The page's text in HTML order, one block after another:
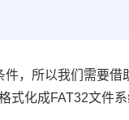
，所以我们需要借
式化成FAT32文件系